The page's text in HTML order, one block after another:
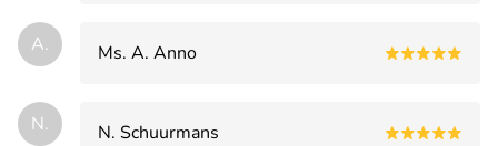
A. Ms. A. Anno
N. N. Schuurmans